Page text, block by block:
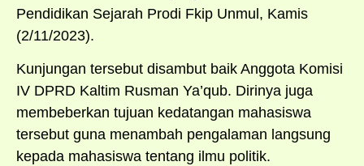
Pendidikan Sejarah Prodi Fkip Unmul, Kamis
(2/11/2023).
Kunjungan tersebut disambut baik Anggota Komisi
IV DPRD Kaltim Rusman Ya’qub. Dirinya juga
membeberkan tujuan kedatangan mahasiswa
tersebut guna menambah pengalaman langsung
kepada mahasiswa tentang ilmu politik.